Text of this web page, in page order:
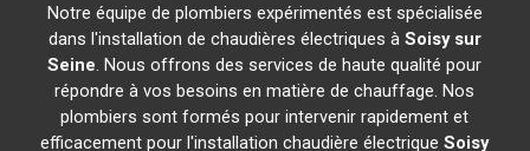
Notre équipe de plombiers expérimentés est spécialisée
dans l'installation de chaudières électriques à Soisy sur
Seine. Nous offrons des services de haute qualité pour
répondre à vos besoins en matière de chauffage. Nos
plombiers sont formés pour intervenir rapidement et
efficacement pour l'installation chaudière électriqueSoisy